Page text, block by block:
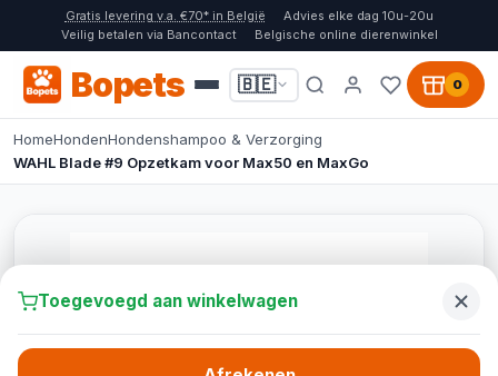
Gratis levering v.a. €70* in België
Advies elke dag 10u-20u
Veilig betalen via Bancontact
Belgische online dierenwinkel
Bopets 🇧🇪 0
HomeHondenHondenshampoo & Verzorging
WAHL Blade #9 Opzetkam voor Max50 en MaxGo
Toegevoegd aan winkelwagen